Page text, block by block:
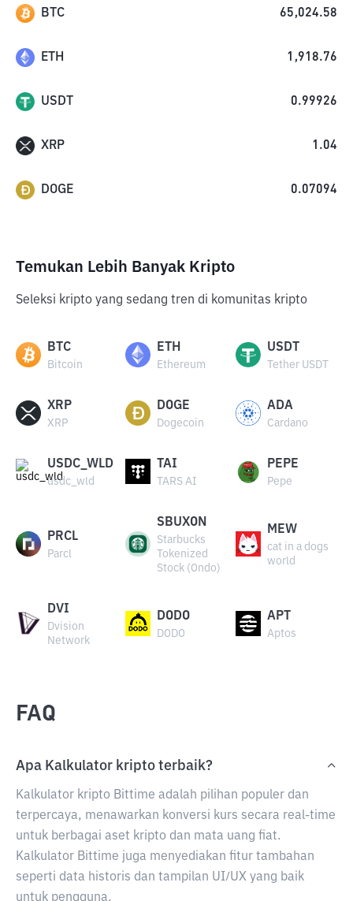
BTC 65,024.58
ETH 1,918.76
USDT 0.99926
XRP 1.04
DOGE 0.07094
Temukan Lebih Banyak Kripto
Seleksi kripto yang sedang tren di komunitas kripto
BTC
Bitcoin
ETH
Ethereum
USDT
Tether USDT
XRP
XRP
DOGE
Dogecoin
ADA
Cardano
USDC_WLD
usdc_wld
TAI
TARS AI
PEPE
Pepe
PRCL
Parcl
SBUXON
Starbucks
Tokenized
Stock (Ondo)
MEW
cat in a dogs
world
DVI
Dvision
Network
DODO
DODO
APT
Aptos
FAQ
Apa Kalkulator kripto terbaik?
Kalkulator kripto Bittime adalah pilihan populer dan
terpercaya, menawarkan konversi kurs secara real-time
untuk berbagai aset kripto dan mata uang fiat.
Kalkulator Bittime juga menyediakan fitur tambahan
seperti data historis dan tampilan UI/UX yang baik
untuk pengguna.